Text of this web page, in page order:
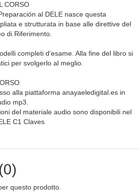
CORSO
al DELE nasce questa
e strutturata in base alle direttive del
di Riferimento.
completi d’esame. Alla fine del libro si
per svolgerlo al meglio.
alla piattaforma anayaeledigital.es in
mp3.
del materiale audio sono disponibili nel
C1 Claves
questo prodotto.